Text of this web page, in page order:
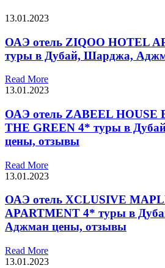
13.01.2023
ОАЭ отель ZIQOO HOTEL
туры в Дубай, Шарджа,
Read More
13.01.2023
ОАЭ отель ZABEEL HOUSE
THE GREEN 4* туры в
цены, отзывы
Read More
13.01.2023
ОАЭ отель XCLUSIVE
APARTMENT 4* туры в
Аджман цены, отзывы
Read More
13.01.2023